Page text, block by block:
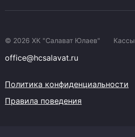
© 2026 ХК "Салават Юлаев" Кассы
office@hcsalavat.ru
Политика конфиденциальности
Правила поведения